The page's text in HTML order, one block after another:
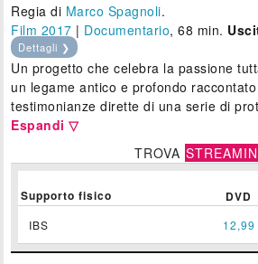
Regia di Marco Spagnoli.
Film 2017 | Documentario, 68 min.
Dettagli ❯
Un progetto che celebra la passione
un legame antico e profondo
testimonianze dirette di una serie di
Espandi ▽
TROVA
Supporto fisico DVD
IBS 12,99